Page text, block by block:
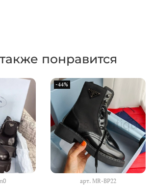
понравится
-44%
арт. MR-BP22